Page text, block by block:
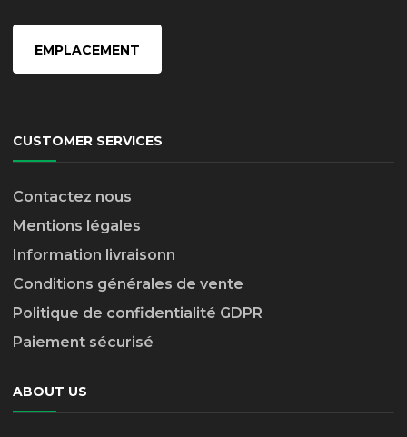
EMPLACEMENT
CUSTOMER SERVICES
Contactez nous
Mentions légales
Information livraisonn
Conditions générales de vente
Politique de confidentialité GDPR
Paiement sécurisé
ABOUT US